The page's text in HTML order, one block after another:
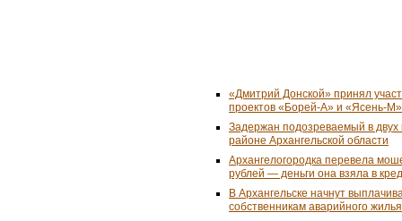
«Дмитрий Донской» принял
проектов «Борей-А» и «Ясень-М»
Задержан подозреваемый в
районе Архангельской области
Архангелогородка перевела
рублей — деньги она взяла в
В Архангельске начнут
собственникам аварийного жилья